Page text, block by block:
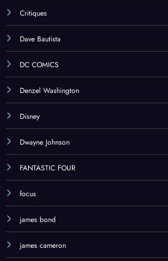
Critiques
Dave Bautista
DC COMICS
Denzel Washington
Disney
Dwayne Johnson
FANTASTIC FOUR
focus
james bond
james cameron